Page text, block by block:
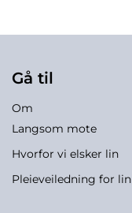
Gå til
Om
Langsom mote
Hvorfor vi elsker lin
Pleieveiledning for lin